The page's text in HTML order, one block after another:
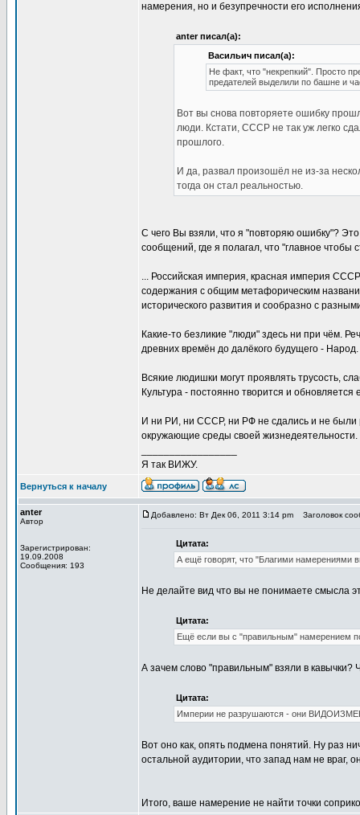
намерения, но и безупречности его
anter писал(а):
Васильич писал(а):
Не факт, что "некрепкий". Просто
предателей выделили по башне и
Вот вы снова повторяете ошибку
люди. Кстати, СССР не так уж легко
прошлого.
И да, развал произошёл не из-за
тогда он стал реальностью.
С чего Вы взяли, что я "повторяю ошибку"?
сообщений, где я полагал, что "главное чтобы
... Российская империя, красная империя
содержания с общим метафорическим
исторического развития и сообразно с
Какие-то безликие "люди" здесь ни при чём.
древних времён до далёкого будущего - Народ.
Всякие людишки могут проявлять трусость,
Культура - постоянно творится и
И ни РИ, ни СССР, ни РФ не сдались и не
окружающие среды своей
Я так ВИЖУ.
Вернуться к началу
anter
Автор
Зарегистрирован:
19.09.2008
Сообщения: 193
Добавлено: Вт Дек 06, 2011 3:14 pm Заголовок
Цитата:
А ещё говорят, что "Благими намерениями
Не делайте вид что вы не понимаете смысла
Цитата:
Ещё если вы с "правильным" намерением
А зачем слово "правильным" взяли в кавычки?
Цитата:
Империи не разрушаются - они
Вот оно как, опять подмена понятий. Ну раз
остальной аудитории, что запад нам не враг,
Итого, ваше намерение не найти точки